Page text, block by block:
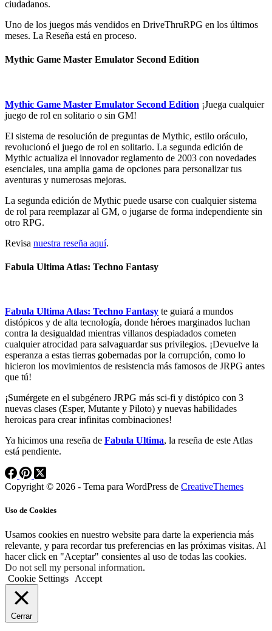
ciudadanos.
Uno de los juegos más vendidos en DriveThruRPG en los últimos
meses. La Reseña está en proceso.
Mythic Game Master Emulator Second Edition
Mythic Game Master Emulator Second Edition ¡Juega cualquier
juego de rol en solitario o sin GM!
El sistema de resolución de preguntas de Mythic, estilo oráculo,
revolucionó el juego de rol en solitario. La segunda edición de
Mythic actualiza el innovador reglamento de 2003 con novedades
esenciales, una amplia gama de opciones para personalizar tus
aventuras y numerosas mejoras.
La segunda edición de Mythic puede usarse con cualquier sistema
de rol para reemplazar al GM, o jugarse de forma independiente sin
otro RPG.
Revisa nuestra reseña aquí.
Fabula Ultima Atlas: Techno Fantasy
Fabula Ultima Atlas: Techno Fantasy te guiará a mundos
distópicos y de alta tecnología, donde héroes marginados luchan
contra la desigualdad mientras villanos despiadados cometen
cualquier atrocidad para salvaguardar sus privilegios. ¡Devuelve la
esperanza a estas tierras gobernadas por la corrupción, como lo
hicieron los movimientos de resistencia más famosos de JRPG antes
que tú!
¡Sumérgete en el subgénero JRPG más sci-fi y distópico con 3
nuevas clases (Esper, Mutante y Piloto) y nuevas habilidades
heroicas para crear infinitas combinaciones!
Ya hicimos una reseña de Fabula Ultima, la reseña de este Atlas
está pendiente.
Copyright © 2026 - Tema para WordPress de CreativeThemes
Uso de Cookies
Usamos cookies en nuestro website para darte la experiencia más
relevante, y para recordar tus preferencias en las próximas visitas. Al
hacer click en "Aceptar" consientes al uso de todas las cookies.
Do not sell my personal information.
Cookie Settings
Accept
Cerrar